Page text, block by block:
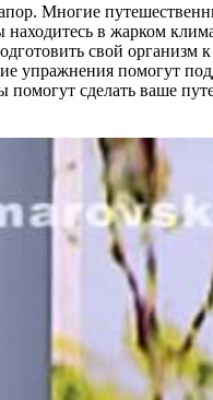
Многие
в жарком
свой организм
упражнения помогут
помогут сделать ваше